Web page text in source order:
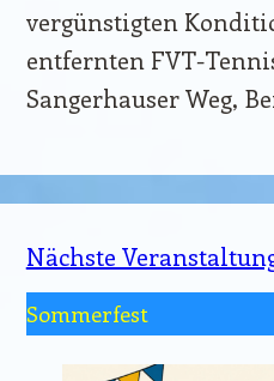
vergünstigten
entfernten FVT-
Sangerhauser Weg,
Nächste
Sommerfest